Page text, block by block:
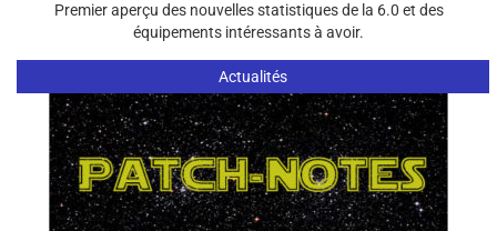
Premier aperçu des nouvelles statistiques de la 6.0 et des
équipements intéressants à avoir.
Actualités